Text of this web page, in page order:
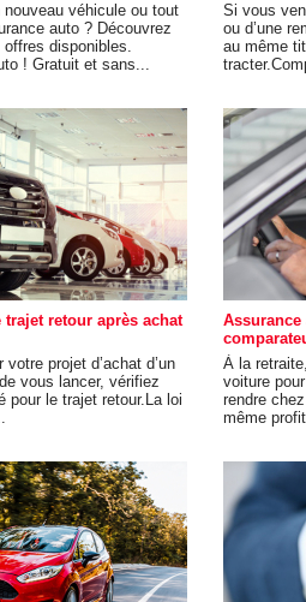
véhicule ou tout
auto ? Découvrez
disponibles.
! Gratuit et sans...
Si vous
ou d’une
au même
retour après achat
projet d’achat d’un
vous lancer, vérifiez
pour le trajet retour.La loi
À la
voiture
rendre
même